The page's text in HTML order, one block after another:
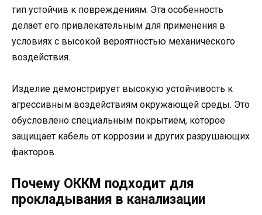
тип устойчив к повреждениям. Эта особенность
делает его привлекательным для применения в
условиях с высокой вероятностью механического
воздействия.
Изделие демонстрирует высокую устойчивость к
агрессивным воздействиям окружающей среды. Это
обусловлено специальным покрытием, которое
защищает кабель от коррозии и других разрушающих
факторов.
Почему ОККМ подходит для
прокладывания в канализации